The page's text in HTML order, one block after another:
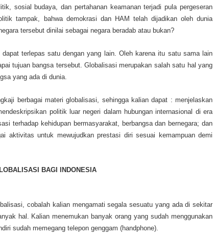
sosial budaya, dan pertahanan keamanan terjadi pula pergeseran
tampak, bahwa demokrasi dan HAM telah dijadikan oleh dunia
tersebut dinilai sebagai negara beradab atau bukan?
terlepas satu dengan yang lain. Oleh karena itu satu sama lain
tujuan bangsa tersebut. Globalisasi merupakan salah satu hal yang
yang ada di dunia.
berbagai materi globalisasi, sehingga kalian dapat : menjelaskan
politik luar negeri dalam hubungan internasional di era
terhadap kehidupan bermasyarakat, berbangsa dan bernegara; dan
aktivitas untuk mewujudkan prestasi diri sesuai kemampuan demi
BAGI INDONESIA
cobalah kalian mengamati segala sesuatu yang ada di sekitar
hal. Kalian menemukan banyak orang yang sudah menggunakan
sudah memegang telepon genggam (handphone).